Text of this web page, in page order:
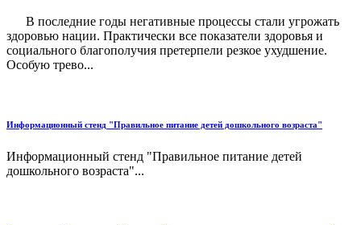
В последние годы негативные процессы стали угрожать
здоровью нации. Практически все показатели здоровья и
социального благополучия претерпели резкое ухудшение.
Особую трево...
Информационный стенд "Правильное питание детей дошкольного возраста"
Информационный стенд "Правильное питание детей
дошкольного возраста"...